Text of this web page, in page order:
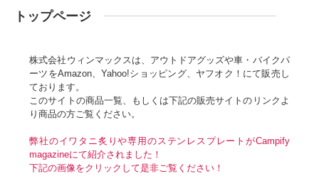
トップページ
株式会社ウィンマックスは、アウトドアグッズや車・バイクパ
ーツをAmazon、Yahoo!ショッピング、ヤフオク！にて販売し
ております。
このサイトの商品一覧、もしくは下記の販売サイトのリンクよ
り商品の方ご覧ください。
弊社のイワタニ炙りや専用のステンレスプレートがCampify
magazineにて紹介されました！
下記の画像をクリックして是非ご覧ください！